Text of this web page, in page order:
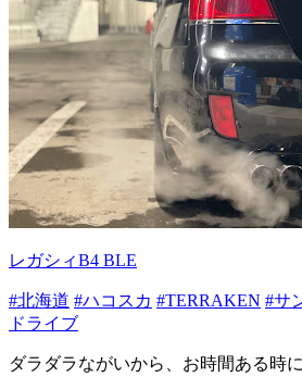
レガシィB4 BLE
#北海道 #ハコスカ #TERRAKEN #サ
ドライブ
ダラダラながいから、お時間ある時